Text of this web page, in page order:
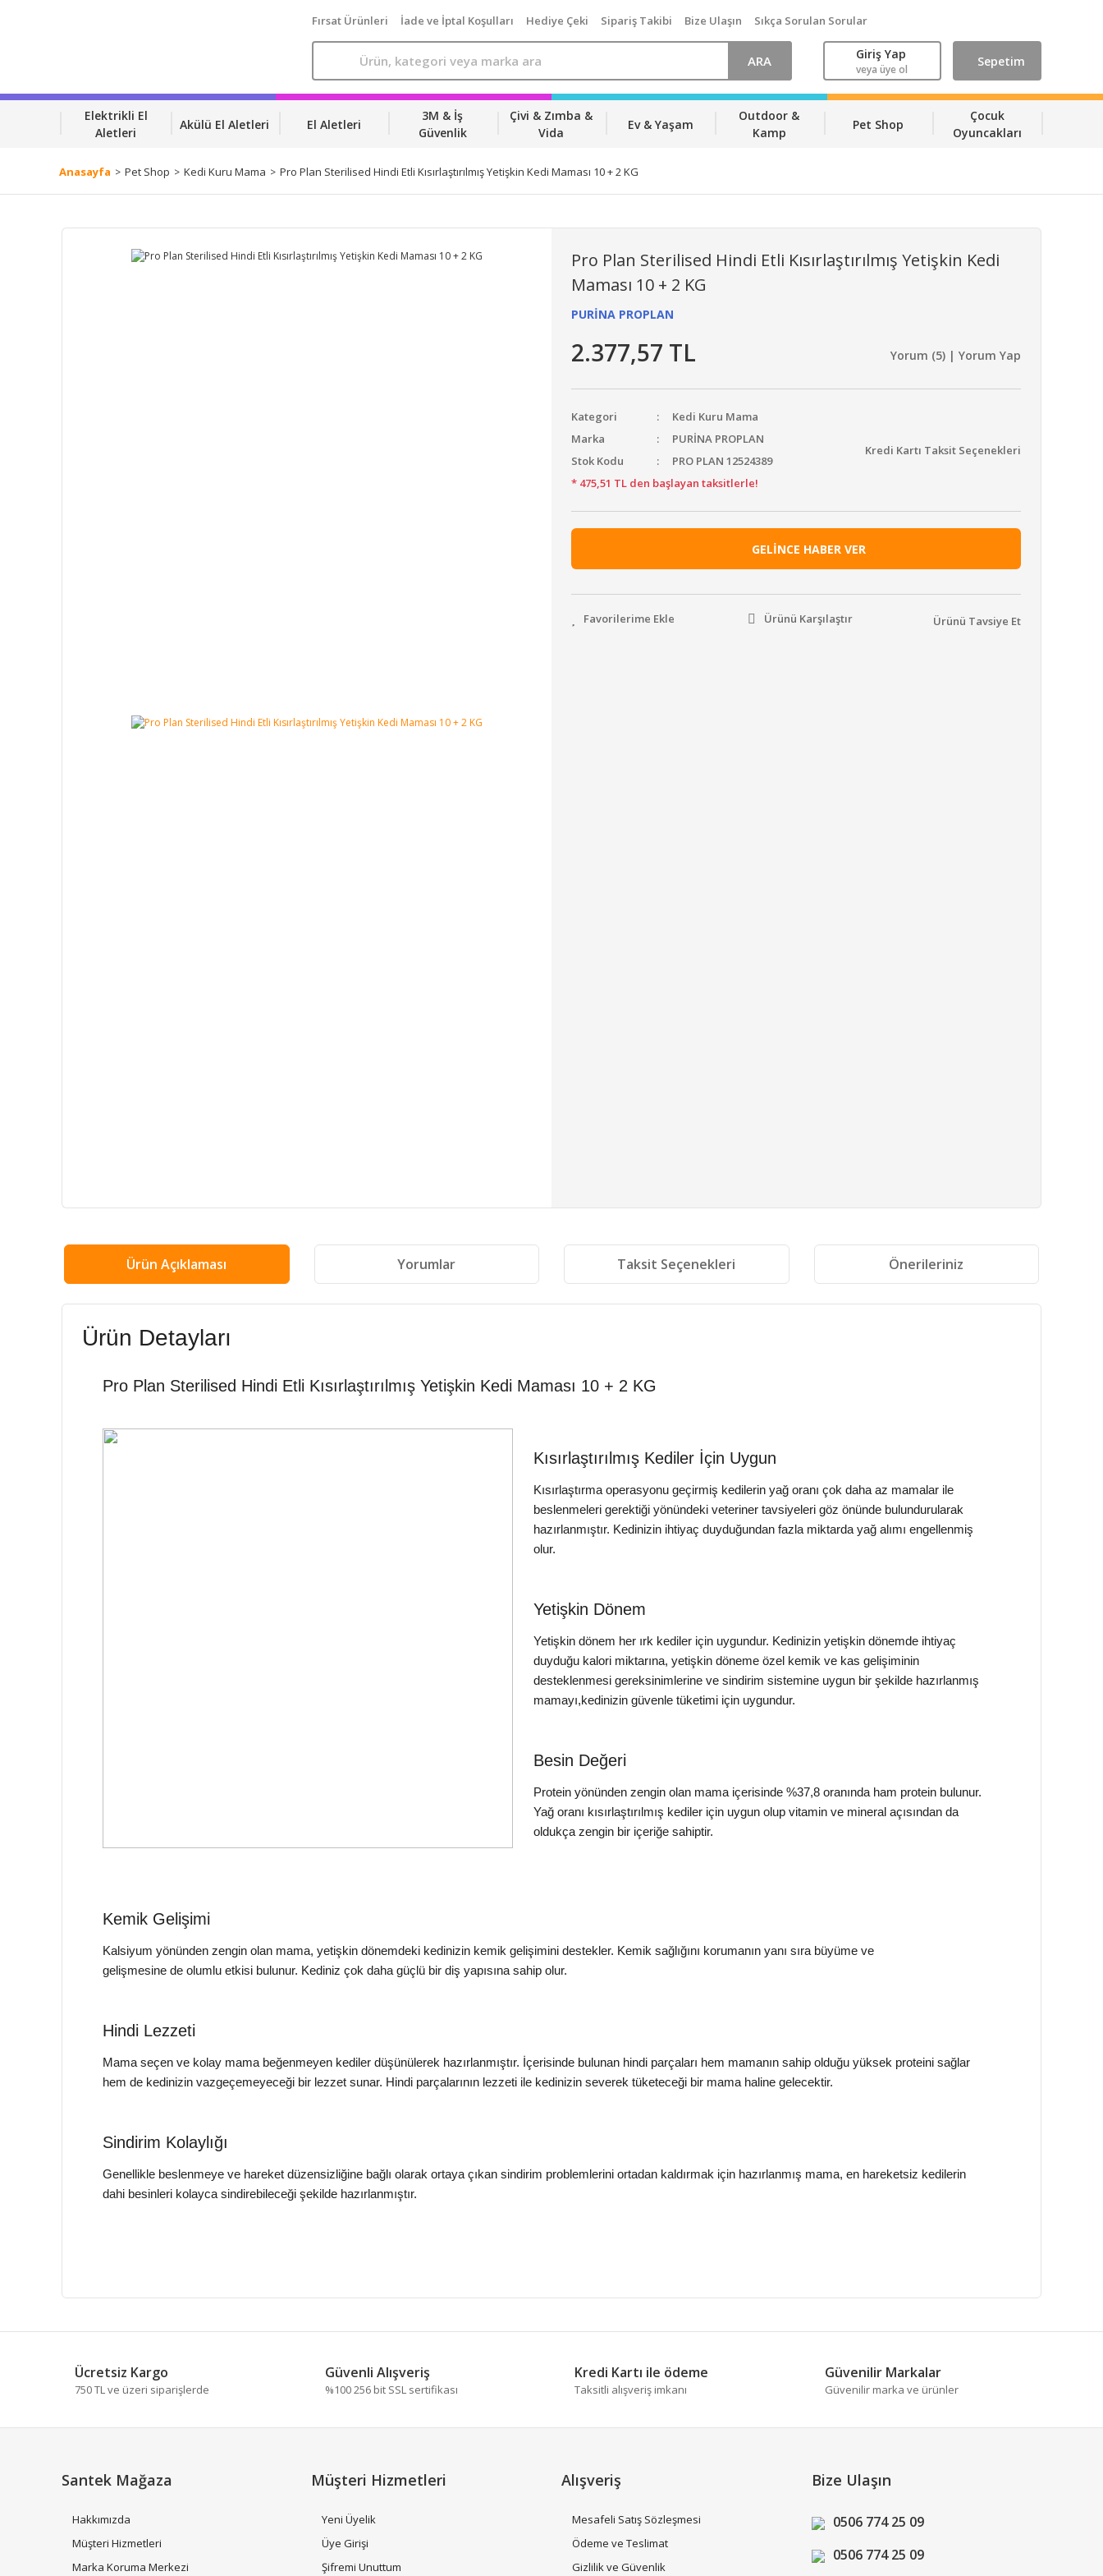
Fırsat Ürünleri İade ve İptal Koşulları Hediye Çeki Sipariş Takibi Bize Ulaşın Sıkça Sorulan Sorular
ARA Giriş Yap
veya üye ol
Sepetim
Elektrikli El
Aletleri
Akülü El Aletleri El Aletleri
3M & İş
Güvenlik
Çivi & Zımba &
Vida
Ev & Yaşam
Outdoor &
Kamp
Pet Shop
Çocuk
Oyuncakları
Anasayfa Pet Shop Kedi Kuru Mama Pro Plan Sterilised Hindi Etli Kısırlaştırılmış Yetişkin Kedi Maması 10 + 2 KG
Pro Plan Sterilised Hindi Etli Kısırlaştırılmış Yetişkin Kedi
Maması 10 + 2 KG
PURİNA PROPLAN
2.377,57 TL Yorum (5) | Yorum Yap
Kategori
Kedi Kuru Mama
Marka
PURİNA PROPLAN
Stok Kodu
PRO PLAN 12524389
* 475,51 TL den başlayan taksitlerle!
Kredi Kartı Taksit Seçenekleri
GELİNCE HABER VER
Ürünü Karşılaştır Ürünü Tavsiye Et
Ürün Açıklaması Yorumlar Taksit Seçenekleri Önerileriniz
Ürün Detayları
Pro Plan Sterilised Hindi Etli Kısırlaştırılmış Yetişkin Kedi Maması 10 + 2 KG
Kısırlaştırılmış Kediler İçin Uygun
Kısırlaştırma operasyonu geçirmiş kedilerin yağ oranı çok daha az mamalar ile
beslenmeleri gerektiği yönündeki veteriner tavsiyeleri göz önünde bulundurularak
hazırlanmıştır. Kedinizin ihtiyaç duyduğundan fazla miktarda yağ alımı engellenmiş
olur.
Yetişkin Dönem
Yetişkin dönem her ırk kediler için uygundur. Kedinizin yetişkin dönemde ihtiyaç
duyduğu kalori miktarına, yetişkin döneme özel kemik ve kas gelişiminin
desteklenmesi gereksinimlerine ve sindirim sistemine uygun bir şekilde hazırlanmış
mamayı,kedinizin güvenle tüketimi için uygundur.
Besin Değeri
Protein yönünden zengin olan mama içerisinde %37,8 oranında ham protein bulunur.
Yağ oranı kısırlaştırılmış kediler için uygun olup vitamin ve mineral açısından da
oldukça zengin bir içeriğe sahiptir.
Kemik Gelişimi
Kalsiyum yönünden zengin olan mama, yetişkin dönemdeki kedinizin kemik gelişimini destekler. Kemik sağlığını korumanın yanı sıra büyüme ve
gelişmesine de olumlu etkisi bulunur. Kediniz çok daha güçlü bir diş yapısına sahip olur.
Hindi Lezzeti
Mama seçen ve kolay mama beğenmeyen kediler düşünülerek hazırlanmıştır. İçerisinde bulunan hindi parçaları hem mamanın sahip olduğu yüksek proteini sağlar
hem de kedinizin vazgeçemeyeceği bir lezzet sunar. Hindi parçalarının lezzeti ile kedinizin severek tüketeceği bir mama haline gelecektir.
Sindirim Kolaylığı
Genellikle beslenmeye ve hareket düzensizliğine bağlı olarak ortaya çıkan sindirim problemlerini ortadan kaldırmak için hazırlanmış mama, en hareketsiz kedilerin
dahi besinleri kolayca sindirebileceği şekilde hazırlanmıştır.
Tarih
Yorum Yaz
Ürün resmi kalitesiz, bozuk veya görüntülenemiyor.
Ürün bilgilerinde hatalar bulunuyor.
Bu ürüne benzer farklı alternatifler olmalı.
Ücretsiz Kargo
750 TL ve üzeri siparişlerde
Güvenli Alışveriş
%100 256 bit SSL sertifikası
Kredi Kartı ile ödeme
Taksitli alışveriş imkanı
Güvenilir Markalar
Güvenilir marka ve ürünler
Santek Mağaza
Hakkımızda
Müşteri Hizmetleri
Marka Koruma Merkezi
Müşteri Hizmetleri
Yeni Üyelik
Üye Girişi
Şifremi Unuttum
Alışveriş
Mesafeli Satış Sözleşmesi
Ödeme ve Teslimat
Gizlilik ve Güvenlik
Bize Ulaşın
0506 774 25 09
0506 774 25 09